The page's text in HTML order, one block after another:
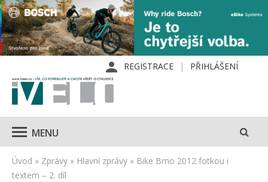
REGISTRACE PŘIHLÁŠENÍ
MENU
Úvod » Zprávy » Hlavní zprávy » Bike Brno 2012 fotkou i
textem – 2. díl